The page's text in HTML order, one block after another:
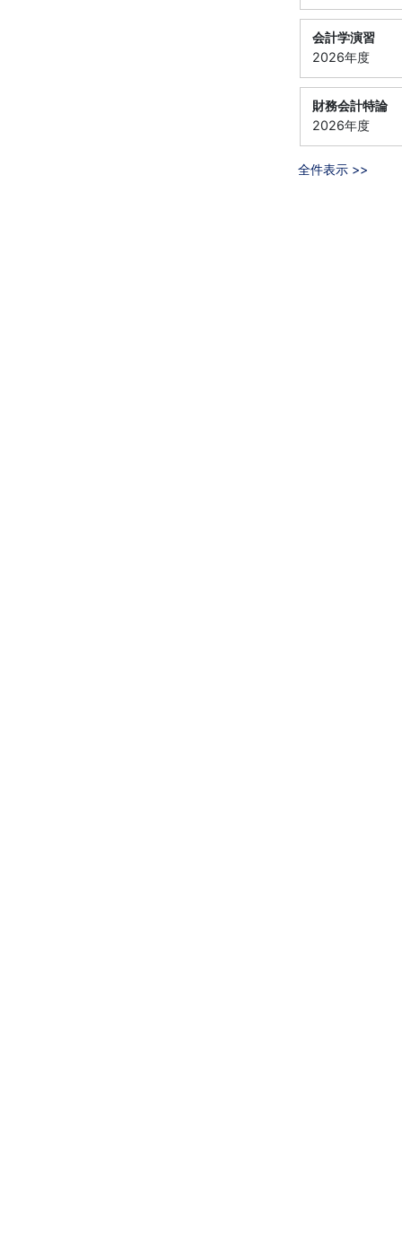
会計学演習
2026年度
財務会計特論
2026年度
全件表示 >>